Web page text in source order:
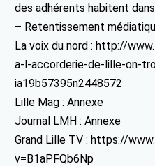
des adhérents habitent
– Retentissement
La voix du nord : http://
a-l-accorderie-de-lille-on-
ia19b57395n2448572
Lille Mag : Annexe
Journal LMH : Annexe
Grand Lille TV : https://
v=B1aPFQb6Np